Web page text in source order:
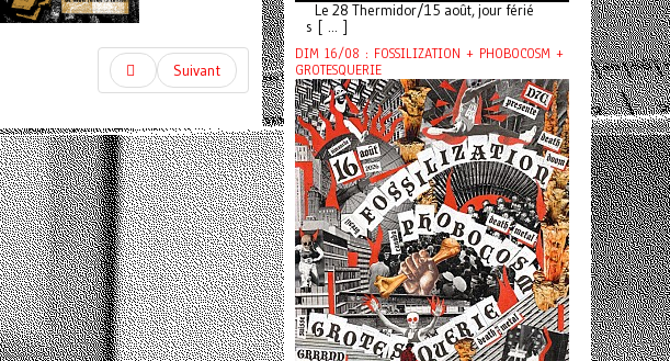
Suivant
Le 28 Thermidor/15 août, jour férié
s [ ... ]
DIM 16/08 : FOSSILIZATION + PHOBOCOSM +
GROTESQUERIE